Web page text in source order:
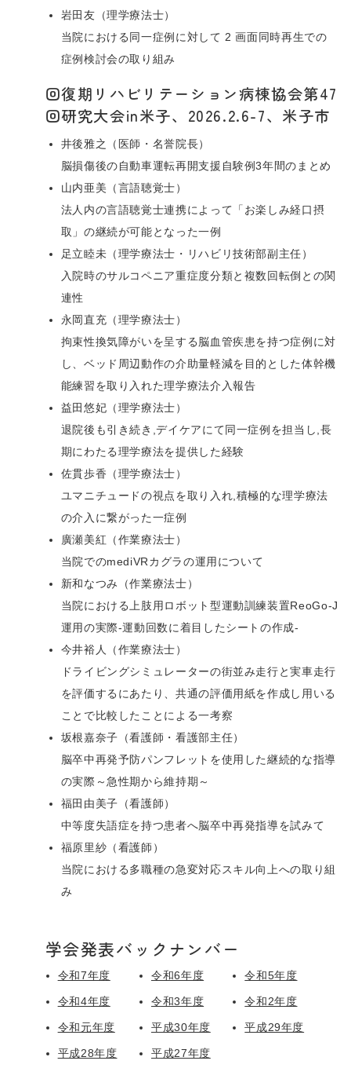
岩田友（理学療法士）
当院における同一症例に対して 2 画面同時再生での
症例検討会の取り組み
回復期リハビリテーション病棟協会第47
回研究大会in米子、2026.2.6-7、米子市
井後雅之（医師・名誉院長）
脳損傷後の自動車運転再開支援自験例3年間のまとめ
山内亜美（言語聴覚士）
法人内の言語聴覚士連携によって「お楽しみ経口摂
取」の継続が可能となった一例
足立睦未（理学療法士・リハビリ技術部副主任）
入院時のサルコペニア重症度分類と複数回転倒との関
連性
永岡直充（理学療法士）
拘束性換気障がいを呈する脳血管疾患を持つ症例に対
し、ベッド周辺動作の介助量軽減を目的とした体幹機
能練習を取り入れた理学療法介入報告
益田悠妃（理学療法士）
退院後も引き続き,デイケアにて同一症例を担当し,長
期にわたる理学療法を提供した経験
佐貫歩香（理学療法士）
ユマニチュードの視点を取り入れ,積極的な理学療法
の介入に繋がった一症例
廣瀬美紅（作業療法士）
当院でのmediVRカグラの運用について
新和なつみ（作業療法士）
当院における上肢用ロボット型運動訓練装置ReoGo-J
運用の実際‐運動回数に着目したシートの作成‐
今井裕人（作業療法士）
ドライビングシミュレーターの街並み走行と実車走行
を評価するにあたり、共通の評価用紙を作成し用いる
ことで比較したことによる一考察
坂根嘉奈子（看護師・看護部主任）
脳卒中再発予防パンフレットを使用した継続的な指導
の実際～急性期から維持期～
福田由美子（看護師）
中等度失語症を持つ患者へ脳卒中再発指導を試みて
福原里紗（看護師）
当院における多職種の急変対応スキル向上への取り組
み
学会発表バックナンバー
令和7年度 令和6年度 令和5年度
令和4年度 令和3年度 令和2年度
令和元年度 平成30年度 平成29年度
平成28年度 平成27年度